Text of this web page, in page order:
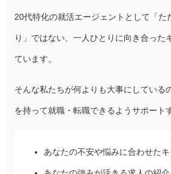
20代特化の就活エージェントとして「た
り」ではない、一人ひとりに向き合った
ています。
そんな私たちが何よりも大事にしている
を持って就職・転職できるようサポート
あなたの不安や悩みに合わせた